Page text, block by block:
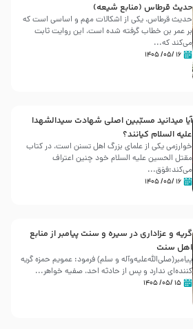
حدیث قرطاس (منابع شیعه)
حدیث قرطاس، یکی از اشکالات مهم و اساسی است که
بر عمر بن خطاب گرفته شده است، این روایت ثابت
می‌کند که...
۱۶ /۰۵/ ۱۴۰۵
آیا میدانید مسبّبین اصلی شهادت سیدالشهدا
علیه ‌السلام کیانند؟
خوارزمی یکی از علمای بزرگ اهل تسنن است، در کتاب
مقتل الحسین علیه ‌السلام خود چنین اعتراف
می‌کند:فوَق...
۱۶ /۰۵/ ۱۴۰۵
گریه و عزاداری در سیره و سنت پیامبر از منابع
اهل سنت
پیامبر(صلی‌الله‌علیه‌وآله و سلم) فرمود: عمویم حمزه گریه
کننده‌ای ندارد و پس از حادثه احد، صفیه خواهر...
۱۵ /۰۵/ ۱۴۰۵